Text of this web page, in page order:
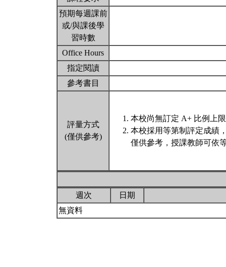
預期每週課前
或/與課後學
習時數
Office Hours
指定閱讀
參考書目
評量方式
(僅供參考)
本校尚無訂定 A+ 比例上
本校採用等第制評定成績
僅供參考，授課教師可依
週次
日期
無資料